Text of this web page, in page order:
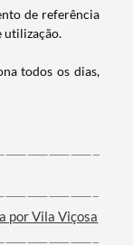
de referência
utilização.
todos os dias,
por Vila Viçosa